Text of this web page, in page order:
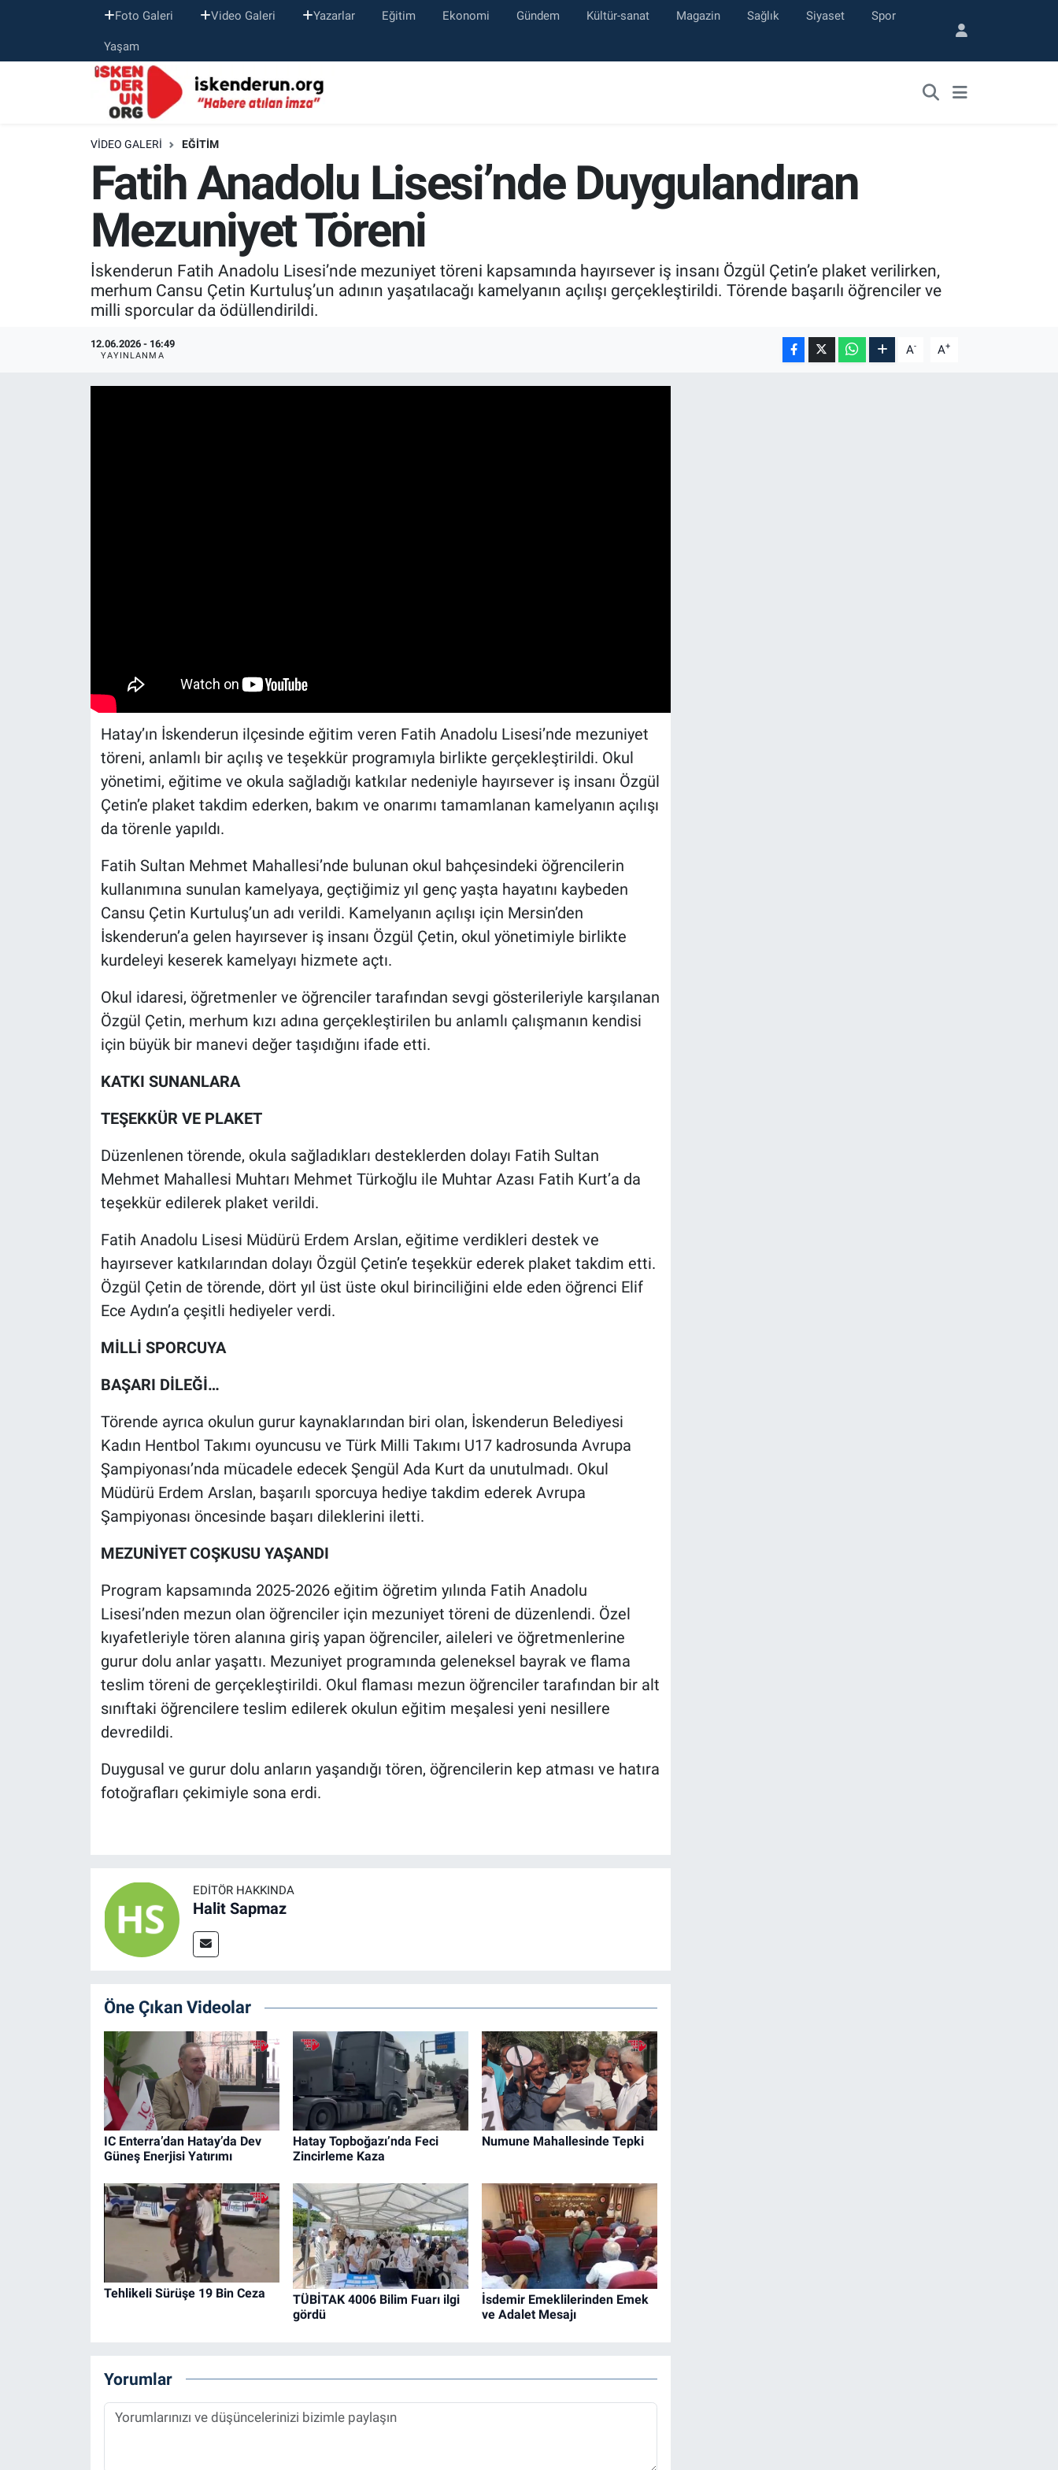
Foto Galeri Video Galeri Yazarlar Eğitim Ekonomi Gündem Kültür-sanat Magazin Sağlık Siyaset Spor
Yaşam
VIDEO GALERI EĞITIM
Fatih Anadolu Lisesi’nde Duygulandıran
Mezuniyet Töreni
İskenderun Fatih Anadolu Lisesi’nde mezuniyet töreni kapsamında hayırsever iş insanı Özgül Çetin’e plaket verilirken,
merhum Cansu Çetin Kurtuluş’un adının yaşatılacağı kamelyanın açılışı gerçekleştirildi. Törende başarılı öğrenciler ve
milli sporcular da ödüllendirildi.
12.06.2026 - 16:49
YAYINLANMA A- A+
Hatay’ın İskenderun ilçesinde eğitim veren Fatih Anadolu Lisesi’nde mezuniyet
töreni, anlamlı bir açılış ve teşekkür programıyla birlikte gerçekleştirildi. Okul
yönetimi, eğitime ve okula sağladığı katkılar nedeniyle hayırsever iş insanı Özgül
Çetin’e plaket takdim ederken, bakım ve onarımı tamamlanan kamelyanın açılışı
da törenle yapıldı.
Fatih Sultan Mehmet Mahallesi’nde bulunan okul bahçesindeki öğrencilerin
kullanımına sunulan kamelyaya, geçtiğimiz yıl genç yaşta hayatını kaybeden
Cansu Çetin Kurtuluş’un adı verildi. Kamelyanın açılışı için Mersin’den
İskenderun’a gelen hayırsever iş insanı Özgül Çetin, okul yönetimiyle birlikte
kurdeleyi keserek kamelyayı hizmete açtı.
Okul idaresi, öğretmenler ve öğrenciler tarafından sevgi gösterileriyle karşılanan
Özgül Çetin, merhum kızı adına gerçekleştirilen bu anlamlı çalışmanın kendisi
için büyük bir manevi değer taşıdığını ifade etti.
KATKI SUNANLARA
TEŞEKKÜR VE PLAKET
Düzenlenen törende, okula sağladıkları desteklerden dolayı Fatih Sultan
Mehmet Mahallesi Muhtarı Mehmet Türkoğlu ile Muhtar Azası Fatih Kurt’a da
teşekkür edilerek plaket verildi.
Fatih Anadolu Lisesi Müdürü Erdem Arslan, eğitime verdikleri destek ve
hayırsever katkılarından dolayı Özgül Çetin’e teşekkür ederek plaket takdim etti.
Özgül Çetin de törende, dört yıl üst üste okul birinciliğini elde eden öğrenci Elif
Ece Aydın’a çeşitli hediyeler verdi.
MİLLİ SPORCUYA
BAŞARI DİLEĞİ…
Törende ayrıca okulun gurur kaynaklarından biri olan, İskenderun Belediyesi
Kadın Hentbol Takımı oyuncusu ve Türk Milli Takımı U17 kadrosunda Avrupa
Şampiyonası’nda mücadele edecek Şengül Ada Kurt da unutulmadı. Okul
Müdürü Erdem Arslan, başarılı sporcuya hediye takdim ederek Avrupa
Şampiyonası öncesinde başarı dileklerini iletti.
MEZUNİYET COŞKUSU YAŞANDI
Program kapsamında 2025-2026 eğitim öğretim yılında Fatih Anadolu
Lisesi’nden mezun olan öğrenciler için mezuniyet töreni de düzenlendi. Özel
kıyafetleriyle tören alanına giriş yapan öğrenciler, aileleri ve öğretmenlerine
gurur dolu anlar yaşattı. Mezuniyet programında geleneksel bayrak ve flama
teslim töreni de gerçekleştirildi. Okul flaması mezun öğrenciler tarafından bir alt
sınıftaki öğrencilere teslim edilerek okulun eğitim meşalesi yeni nesillere
devredildi.
Duygusal ve gurur dolu anların yaşandığı tören, öğrencilerin kep atması ve hatıra
fotoğrafları çekimiyle sona erdi.
EDITÖR HAKKINDA
Halit Sapmaz
Öne Çıkan Videolar
IC Enterra’dan Hatay’da Dev
Güneş Enerjisi Yatırımı
Hatay Topboğazı’nda Feci
Zincirleme Kaza
Numune Mahallesinde Tepki
Tehlikeli Sürüşe 19 Bin Ceza
TÜBİTAK 4006 Bilim Fuarı ilgi
gördü
İsdemir Emeklilerinden Emek
ve Adalet Mesajı
Yorumlar